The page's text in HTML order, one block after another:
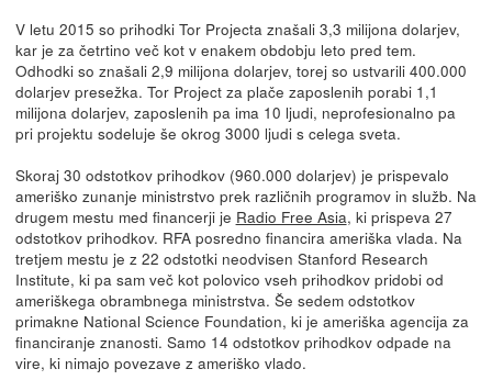
V letu 2015 so prihodki Tor Projecta znašali 3,3 milijona dolarjev,
kar je za četrtino več kot v enakem obdobju leto pred tem.
Odhodki so znašali 2,9 milijona dolarjev, torej so ustvarili 400.000
dolarjev presežka. Tor Project za plače zaposlenih porabi 1,1
milijona dolarjev, zaposlenih pa ima 10 ljudi, neprofesionalno pa
pri projektu sodeluje še okrog 3000 ljudi s celega sveta.
Skoraj 30 odstotkov prihodkov (960.000 dolarjev) je prispevalo
ameriško zunanje ministrstvo prek različnih programov in služb. Na
drugem mestu med financerji je Radio Free Asia, ki prispeva 27
odstotkov prihodkov. RFA posredno financira ameriška vlada. Na
tretjem mestu je z 22 odstotki neodvisen Stanford Research
Institute, ki pa sam več kot polovico vseh prihodkov pridobi od
ameriškega obrambnega ministrstva. Še sedem odstotkov
primakne National Science Foundation, ki je ameriška agencija za
financiranje znanosti. Samo 14 odstotkov prihodkov odpade na
vire, ki nimajo povezave z ameriško vlado.